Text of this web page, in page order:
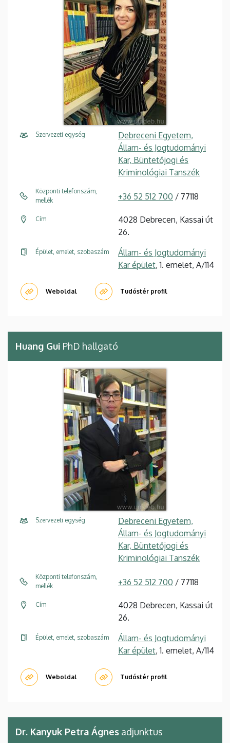
Szervezeti egység
Debreceni Egyetem,
Állam- és Jogtudományi
Kar, Büntetőjogi és
Kriminológiai Tanszék
Központi telefonszám,
mellék
+36 52 512 700 / 77118
Cím
4028 Debrecen, Kassai út
26.
Épület, emelet, szobaszám
Állam- és Jogtudományi
Kar épület, 1. emelet, A/114
Weboldal Tudóstér profil
Huang Gui PhD hallgató
Szervezeti egység
Debreceni Egyetem,
Állam- és Jogtudományi
Kar, Büntetőjogi és
Kriminológiai Tanszék
Központi telefonszám,
mellék
+36 52 512 700 / 77118
Cím
4028 Debrecen, Kassai út
26.
Épület, emelet, szobaszám
Állam- és Jogtudományi
Kar épület, 1. emelet, A/114
Weboldal Tudóstér profil
Dr. Kanyuk Petra Ágnes adjunktus